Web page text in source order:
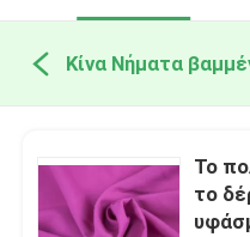
Κίνα Νήματα
Το
το